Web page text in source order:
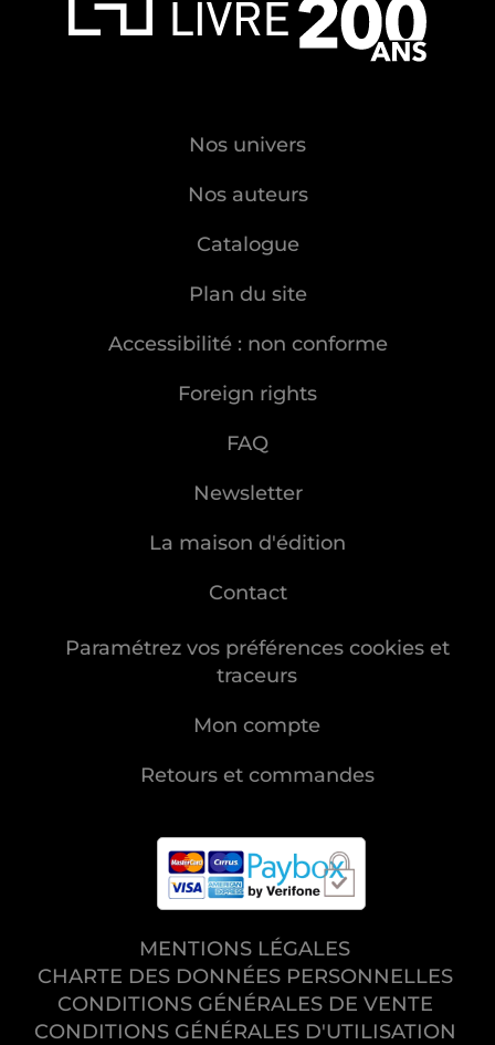
Nos univers
Nos auteurs
Catalogue
Plan du site
Accessibilité : non conforme
Foreign rights
FAQ
Newsletter
La maison d'édition
Contact
Paramétrez vos préférences cookies et
traceurs
Mon compte
Retours et commandes
MENTIONS LÉGALES
CHARTE DES DONNÉES PERSONNELLES
CONDITIONS GÉNÉRALES DE VENTE
CONDITIONS GÉNÉRALES D'UTILISATION